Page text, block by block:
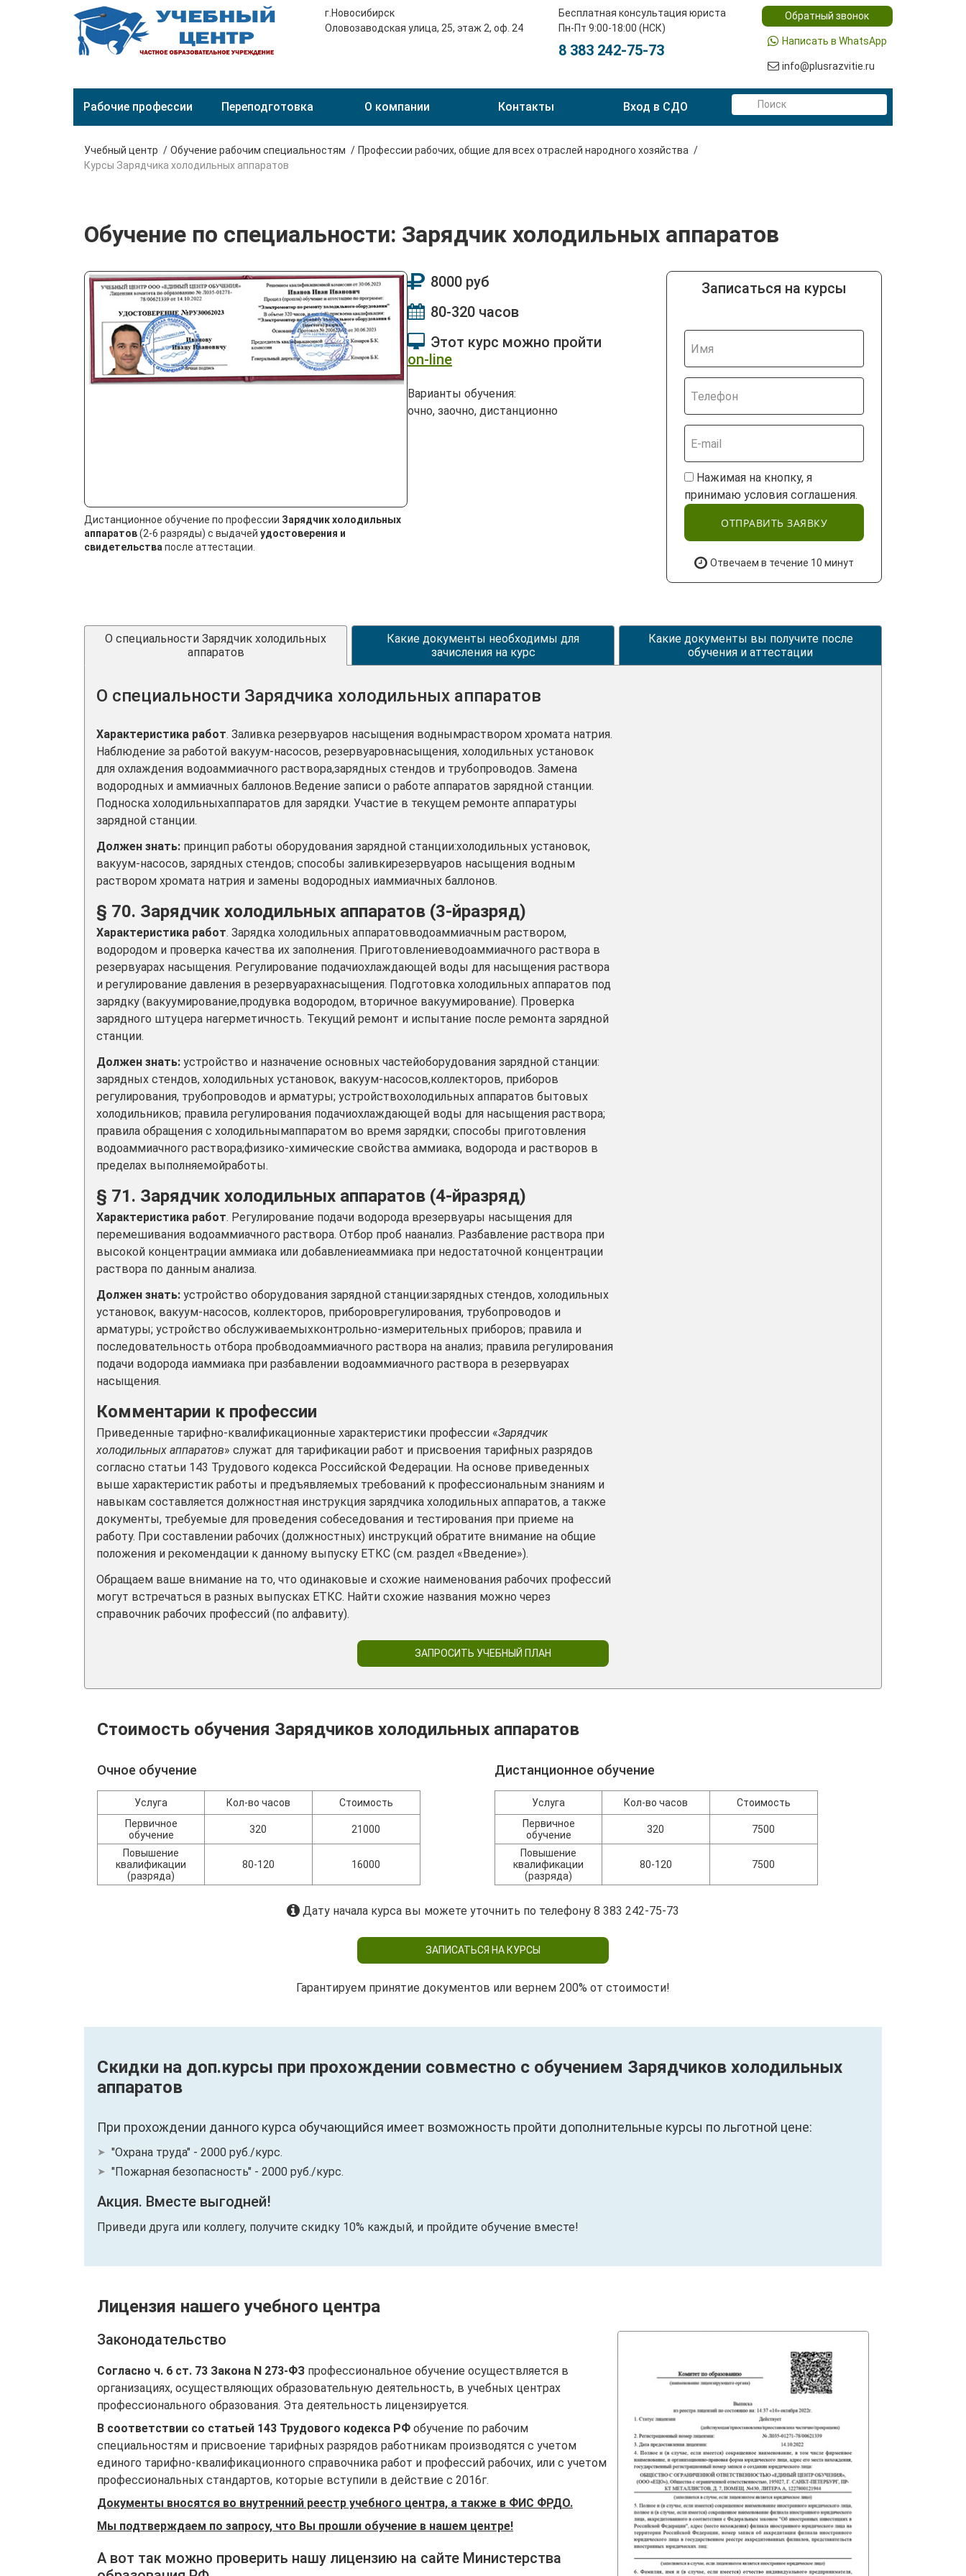
г.Новосибирск
Оловозаводская улица, 25, этаж 2, оф. 24
Бесплатная консультация юриста
Пн-Пт 9:00-18:00 (НСК)
8 383 242-75-73
Обратный звонок
Написать в WhatsApp
info@plusrazvitie.ru
Рабочие профессии Переподготовка О компании Контакты Вход в СДО
Учебный центр Обучение рабочим специальностям
Профессии рабочих, общие для всех отраслей народного хозяйства
Курсы Зарядчика холодильных аппаратов
Обучение по специальности: Зарядчик холодильных аппаратов
Дистанционное обучение по профессии Зарядчик холодильных
аппаратов(2-6 разряды) с выдачей удостоверения и
свидетельства после аттестации.
8000 руб
80-320 часов
Этот курс можно пройти
on-line
Варианты обучения:
очно, заочно, дистанционно
Записаться на курсы
Нажимая на кнопку, я
принимаю условия соглашения.
ОТПРАВИТЬ ЗАЯВКУ
Отвечаем в течение 10 минут
О специальности Зарядчик холодильных
аппаратов
Какие документы необходимы для
зачисления на курс
Какие документы вы получите после
обучения и аттестации
О специальности Зарядчика холодильных аппаратов
Характеристика работ. Заливка резервуаров насыщения воднымраствором хромата натрия.
Наблюдение за работой вакуум-насосов, резервуаровнасыщения, холодильных установок
для охлаждения водоаммиачного раствора,зарядных стендов и трубопроводов. Замена
водородных и аммиачных баллонов.Ведение записи о работе аппаратов зарядной станции.
Подноска холодильныхаппаратов для зарядки. Участие в текущем ремонте аппаратуры
зарядной станции.
Должен знать: принцип работы оборудования зарядной станции:холодильных установок,
вакуум-насосов, зарядных стендов; способы заливкирезервуаров насыщения водным
раствором хромата натрия и замены водородных иаммиачных баллонов.
§ 70. Зарядчик холодильных аппаратов (3-йразряд)
Характеристика работ. Зарядка холодильных аппаратовводоаммиачным раствором,
водородом и проверка качества их заполнения. Приготовлениеводоаммиачного раствора в
резервуарах насыщения. Регулирование подачиохлаждающей воды для насыщения раствора
и регулирование давления в резервуарахнасыщения. Подготовка холодильных аппаратов под
зарядку (вакуумирование,продувка водородом, вторичное вакуумирование). Проверка
зарядного штуцера нагерметичность. Текущий ремонт и испытание после ремонта зарядной
станции.
Должен знать: устройство и назначение основных частейоборудования зарядной станции:
зарядных стендов, холодильных установок, вакуум-насосов,коллекторов, приборов
регулирования, трубопроводов и арматуры; устройствохолодильных аппаратов бытовых
холодильников; правила регулирования подачиохлаждающей воды для насыщения раствора;
правила обращения с холодильнымаппаратом во время зарядки; способы приготовления
водоаммиачного раствора;физико-химические свойства аммиака, водорода и растворов в
пределах выполняемойработы.
§ 71. Зарядчик холодильных аппаратов (4-йразряд)
Характеристика работ. Регулирование подачи водорода врезервуары насыщения для
перемешивания водоаммиачного раствора. Отбор проб наанализ. Разбавление раствора при
высокой концентрации аммиака или добавлениеаммиака при недостаточной концентрации
раствора по данным анализа.
Должен знать: устройство оборудования зарядной станции:зарядных стендов, холодильных
установок, вакуум-насосов, коллекторов, прибороврегулирования, трубопроводов и
арматуры; устройство обслуживаемыхконтрольно-измерительных приборов; правила и
последовательность отбора пробводоаммиачного раствора на анализ; правила регулирования
подачи водорода иаммиака при разбавлении водоаммиачного раствора в резервуарах
насыщения.
Комментарии к профессии
Приведенные тарифно-квалификационные характеристики профессии «Зарядчик
холодильных аппаратов» служат для тарификации работ и присвоения тарифных разрядов
согласно статьи 143 Трудового кодекса Российской Федерации. На основе приведенных
выше характеристик работы и предъявляемых требований к профессиональным знаниям и
навыкам составляется должностная инструкция зарядчика холодильных аппаратов, а также
документы, требуемые для проведения собеседования и тестирования при приеме на
работу. При составлении рабочих (должностных) инструкций обратите внимание на общие
положения и рекомендации к данному выпуску ЕТКС (см. раздел «Введение»).
Обращаем ваше внимание на то, что одинаковые и схожие наименования рабочих профессий
могут встречаться в разных выпусках ЕТКС. Найти схожие названия можно через
справочник рабочих профессий (по алфавиту).
ЗАПРОСИТЬ УЧЕБНЫЙ ПЛАН
Стоимость обучения Зарядчиков холодильных аппаратов
Очное обучение
Услуга Кол-во часов
Стоимость
Первичное
обучение
320 21000
Повышение
квалификации
(разряда)
80-120 16000
Дистанционное обучение
Услуга Кол-во часов
Стоимость
Первичное
обучение
320 7500
Повышение
квалификации
(разряда)
80-120 7500
Дату начала курса вы можете уточнить по телефону 8 383 242-75-73
ЗАПИСАТЬСЯ НА КУРСЫ
Гарантируем принятие документов или вернем 200% от стоимости!
Скидки на доп.курсы при прохождении совместно с обучением Зарядчиков холодильных
аппаратов
При прохождении данного курса обучающийся имеет возможность пройти дополнительные курсы по льготной цене:
"Охрана труда" - 2000 руб./курс.
"Пожарная безопасность" - 2000 руб./курс.
Акция. Вместе выгодней!
Приведи друга или коллегу, получите скидку 10% каждый, и пройдите обучение вместе!
Лицензия нашего учебного центра
Законодательство
Согласно ч. 6 ст. 73 Закона N 273-ФЗ профессиональное обучение осуществляется в
организациях, осуществляющих образовательную деятельность, в учебных центрах
профессионального образования. Эта деятельность лицензируется.
В соответствии со статьей 143 Трудового кодекса РФ обучение по рабочим
специальностям и присвоение тарифных разрядов работникам производятся с учетом
единого тарифно-квалификационного справочника работ и профессий рабочих, или с учетом
профессиональных стандартов, которые вступили в действие с 2016г.
Документы вносятся во внутренний реестр учебного центра, а также в ФИС ФРДО.
Мы подтверждаем по запросу, что Вы прошли обучение в нашем центре!
А вот так можно проверить нашу лицензию на сайте Министерства